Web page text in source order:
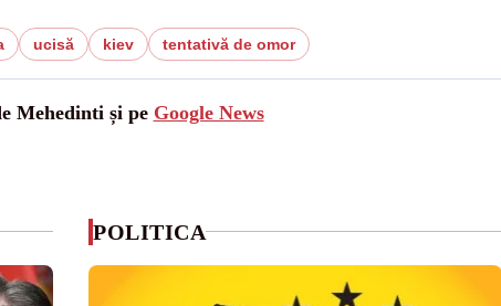
ucisă kiev tentativă de omor
Mehedinti și pe Google News
POLITICA